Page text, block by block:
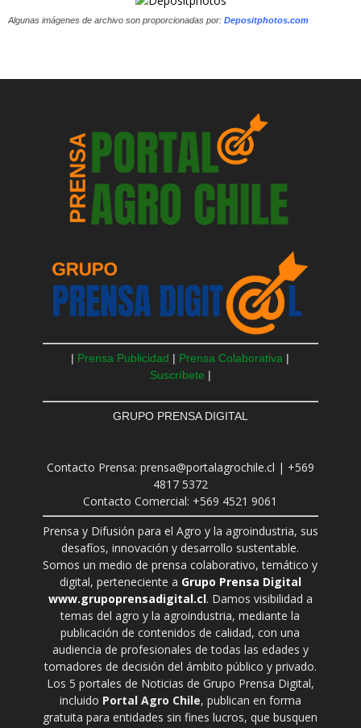
Algunas imágenes de archivo son proporcionadas por: Depositphotos.com
| Prensa Publicidad | Prensa Colaborativa |
Suscríbete |
GRUPO PRENSA DIGITAL
Contacto Prensa: prensa@portalagrochile.cl | +569
4817 5372
Contacto Comercial: +569 4521 9061
Prensa y Difusión para el Agro y la agroindustria, sus
desafíos, innovación y desarrollo sustentable.
Somos un medio de prensa colaborativo, temático y
digital, perteneciente a Grupo Prensa Digital
www.grupoprensadigital.cl. Damos visibilidad a
temas del agro y la agroindustria, mediante la
publicación de contenidos de calidad, con una
audiencia de profesionales de todas las edades y
tomadores de decisión del ámbito público y privado.
Los 5 portales de Noticias de Grupo Prensa Digital,
incluido Portal Agro Chile, publican en forma
gratuita para entidades sin fines lucros, que busquen